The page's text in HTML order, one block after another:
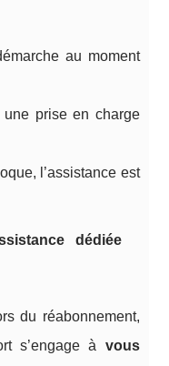
au moment
une prise en charge
l’assistance est
dédiée
du réabonnement,
s’engage à vous